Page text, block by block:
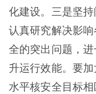
化建设。三是坚
认真研究解决影
全的突出问题，
升运行效能。要
水平核安全目标